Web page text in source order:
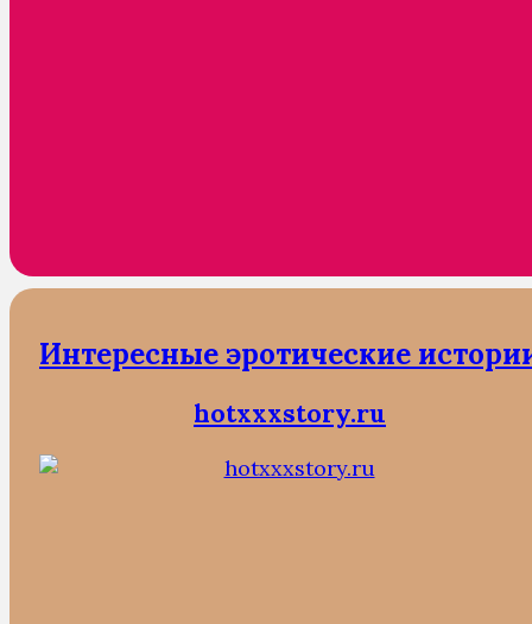
Интересные эротические
hotxxxstory.ru